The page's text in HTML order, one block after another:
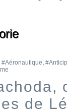
#Aéronautique,
de